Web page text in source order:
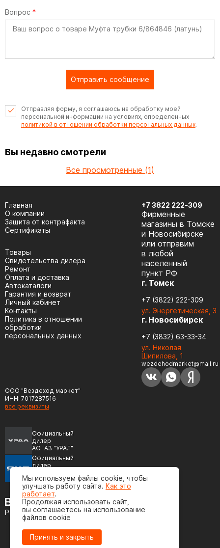
Вопрос *
Отправить сообщение
Отправляя форму, я соглашаюсь на обработку моей
персональной информации на условиях, определенных
политикой в отношении обработки персональных данных.
Вы недавно смотрели
Все просмотренные (1)
ООО "Вездеход маркет"
ИНН: 7017287516
все реквизиты
Официальный
дилер
АО "АЗ "УРАЛ"
Официальный
дилер
(ЯМЗ)
Разработка сайта
Главная
О компании
Защита от контрафакта
Сертификаты
Товары
Cвидетельства дилера
Ремонт
Оплата и доставка
Автокаталоги
Гарантия и возврат
Личный кабинет
Контакты
Политика в отношении
обработки
персональных данных
+7 3822 222-309
Фирменные
магазины в Томске
и Новосибирске
или отправим
в любой
населенный
пункт РФ
г. Томск
+7 (3822) 222-309
ул. Энергетическая, 3
г. Новосибирск
+7 (3832) 63-33-34
ул. Николая
Шипилова, 1
wezdehodmarket@mail.ru
Мы используем файлы cookie, чтобы
улучшать работу сайта. Как это
работает.
Продолжая использовать сайт,
вы соглашаетесь на использование
файлов cookie
Принять и закрыть